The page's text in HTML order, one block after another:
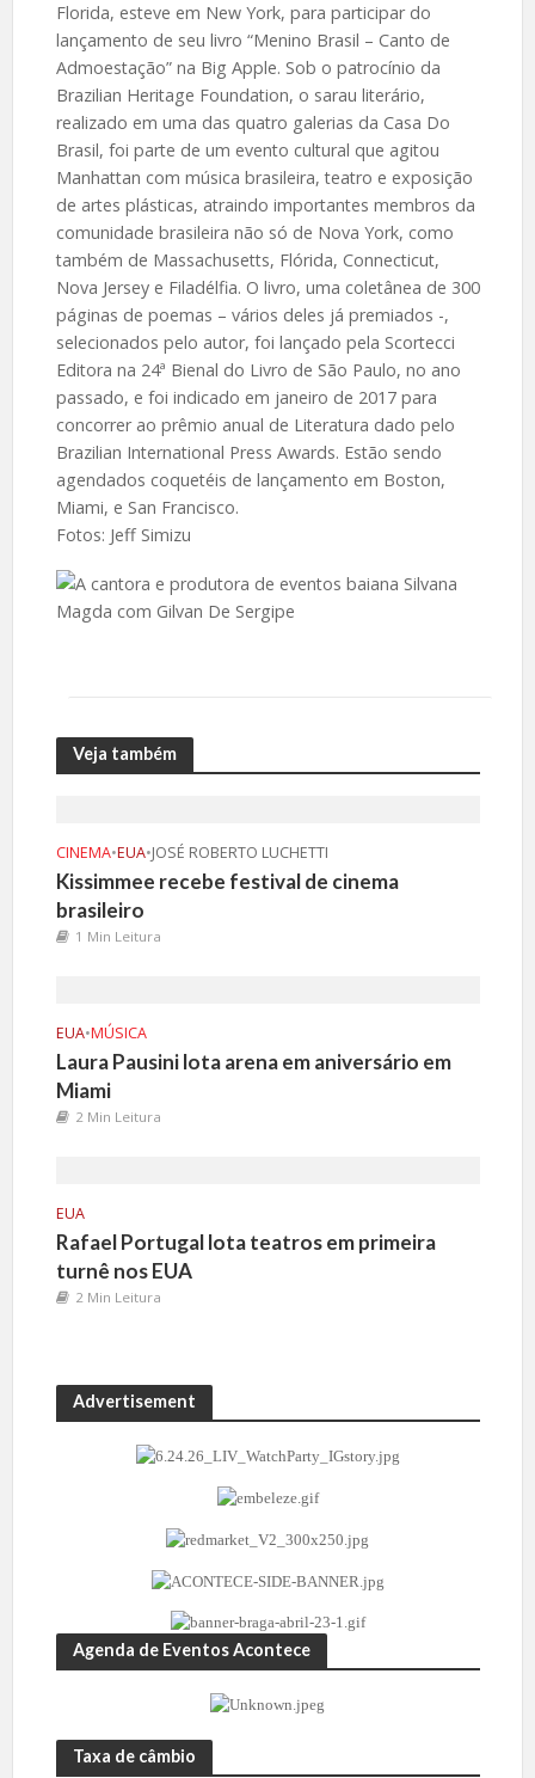
Florida, esteve em New York, para participar do
lançamento de seu livro “Menino Brasil – Canto de
Admoestação” na Big Apple. Sob o patrocínio da
Brazilian Heritage Foundation, o sarau literário,
realizado em uma das quatro galerias da Casa Do
Brasil, foi parte de um evento cultural que agitou
Manhattan com música brasileira, teatro e exposição
de artes plásticas, atraindo importantes membros da
comunidade brasileira não só de Nova York, como
também de Massachusetts, Flórida, Connecticut,
Nova Jersey e Filadélfia. O livro, uma coletânea de 300
páginas de poemas – vários deles já premiados -,
selecionados pelo autor, foi lançado pela Scortecci
Editora na 24ª Bienal do Livro de São Paulo, no ano
passado, e foi indicado em janeiro de 2017 para
concorrer ao prêmio anual de Literatura dado pelo
Brazilian International Press Awards. Estão sendo
agendados coquetéis de lançamento em Boston,
Miami, e San Francisco.
Fotos: Jeff Simizu
Veja também
CINEMA•EUA•JOSÉ ROBERTO LUCHETTI
Kissimmee recebe festival de cinema
brasileiro
1 Min Leitura
EUA•MÚSICA
Laura Pausini lota arena em aniversário em
Miami
2 Min Leitura
EUA
Rafael Portugal lota teatros em primeira
turnê nos EUA
2 Min Leitura
Advertisement
Agenda de Eventos Acontece
Taxa de câmbio